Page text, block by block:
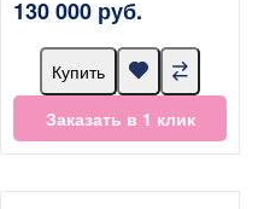
130 000 руб.
Купить
Заказать в 1 клик